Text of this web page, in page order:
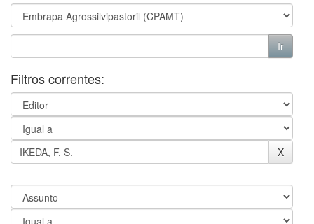
Filtros correntes: